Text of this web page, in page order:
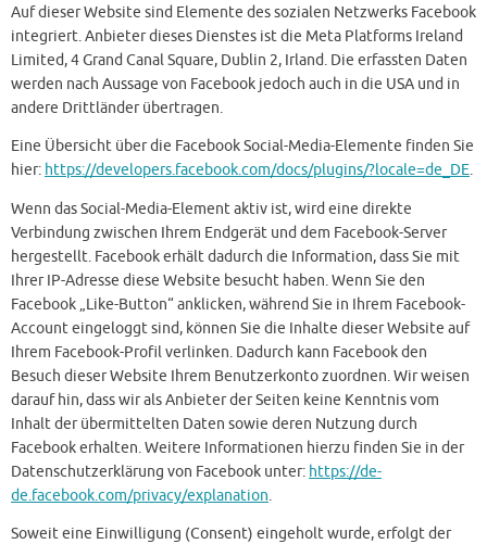
Auf dieser Website sind Elemente des sozialen Netzwerks Facebook
integriert. Anbieter dieses Dienstes ist die Meta Platforms Ireland
Limited, 4 Grand Canal Square, Dublin 2, Irland. Die erfassten Daten
werden nach Aussage von Facebook jedoch auch in die USA und in
andere Drittländer übertragen.
Eine Übersicht über die Facebook Social-Media-Elemente finden Sie
hier: https://developers.facebook.com/docs/plugins/?locale=de_DE.
Wenn das Social-Media-Element aktiv ist, wird eine direkte
Verbindung zwischen Ihrem Endgerät und dem Facebook-Server
hergestellt. Facebook erhält dadurch die Information, dass Sie mit
Ihrer IP-Adresse diese Website besucht haben. Wenn Sie den
Facebook „Like-Button“ anklicken, während Sie in Ihrem Facebook-
Account eingeloggt sind, können Sie die Inhalte dieser Website auf
Ihrem Facebook-Profil verlinken. Dadurch kann Facebook den
Besuch dieser Website Ihrem Benutzerkonto zuordnen. Wir weisen
darauf hin, dass wir als Anbieter der Seiten keine Kenntnis vom
Inhalt der übermittelten Daten sowie deren Nutzung durch
Facebook erhalten. Weitere Informationen hierzu finden Sie in der
Datenschutzerklärung von Facebook unter: https://de-
de.facebook.com/privacy/explanation.
Soweit eine Einwilligung (Consent) eingeholt wurde, erfolgt der